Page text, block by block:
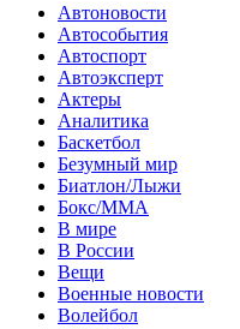
Автоновости
Автособытия
Автоспорт
Автоэксперт
Актеры
Аналитика
Баскетбол
Безумный мир
Биатлон/Лыжи
Бокс/MMA
В мире
В России
Вещи
Военные новости
Волейбол